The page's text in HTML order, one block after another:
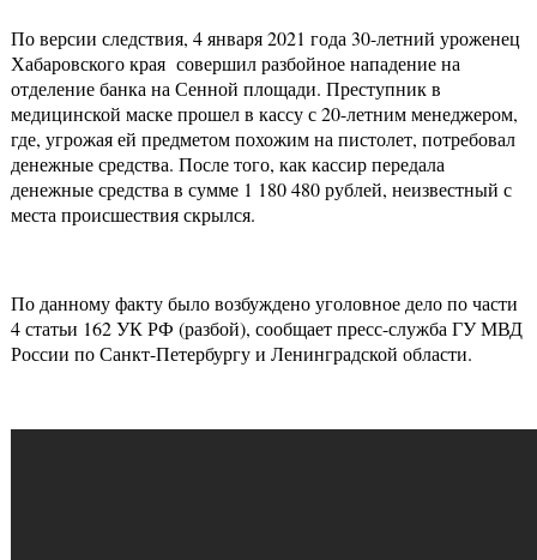
По версии следствия, 4 января 2021 года 30-летний уроженец
Хабаровского края совершил разбойное нападение на
отделение банка на Сенной площади. Преступник в
медицинской маске прошел в кассу с 20-летним менеджером,
где, угрожая ей предметом похожим на пистолет, потребовал
денежные средства. После того, как кассир передала
денежные средства в сумме 1 180 480 рублей, неизвестный с
места происшествия скрылся.
По данному факту было возбуждено уголовное дело по части
4 статьи 162 УК РФ (разбой), сообщает пресс-служба ГУ МВД
России по Санкт-Петербургу и Ленинградской области.